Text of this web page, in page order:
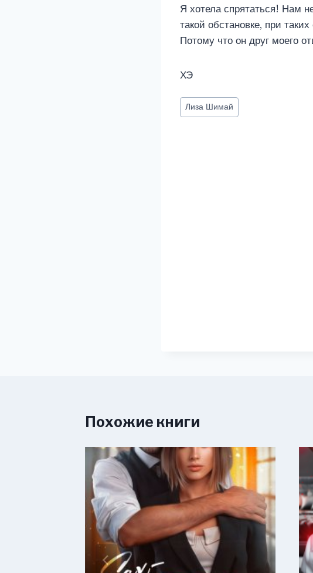
Я хотела спрятаться! Нам
такой обстановке, при
Потому что он друг моего
ХЭ
Метки
записи:
Лиза Шимай
Похожие книги